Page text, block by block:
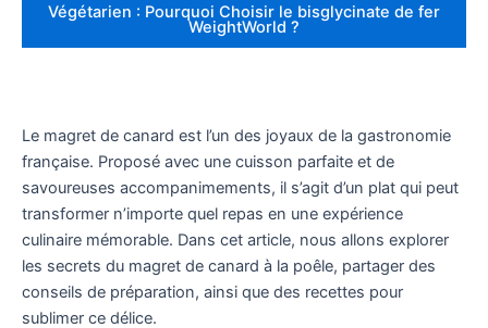
Végétarien : Pourquoi Choisir le bisglycinate de fer
WeightWorld ?
Le magret de canard est l’un des joyaux de la gastronomie
française. Proposé avec une cuisson parfaite et de
savoureuses accompanimements, il s’agit d’un plat qui peut
transformer n’importe quel repas en une expérience
culinaire mémorable. Dans cet article, nous allons explorer
les secrets du magret de canard à la poêle, partager des
conseils de préparation, ainsi que des recettes pour
sublimer ce délice.